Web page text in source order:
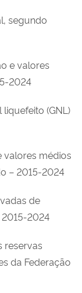
segundo
e valores
2024
(GNL)
valores médios
– 2015-2024
de
2024
reservas
da Federação